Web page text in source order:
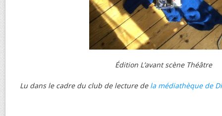
Édition L’avant scène Théâtre
Lu dans le cadre du club de lecture dela médiathèque de